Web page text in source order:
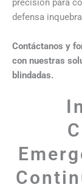
precisión para
defensa
Contáctanos y
con nuestras
blindadas.